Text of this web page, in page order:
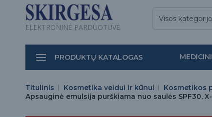
ELEKTRONINĖ PARDUOTUVĖ
Visos
PRODUKTŲ KATALOGAS
Titulinis Kosmetika veidui ir kūnui Kosmetikos
Apsauginė emulsija purškiama nuo saulės SPF30,